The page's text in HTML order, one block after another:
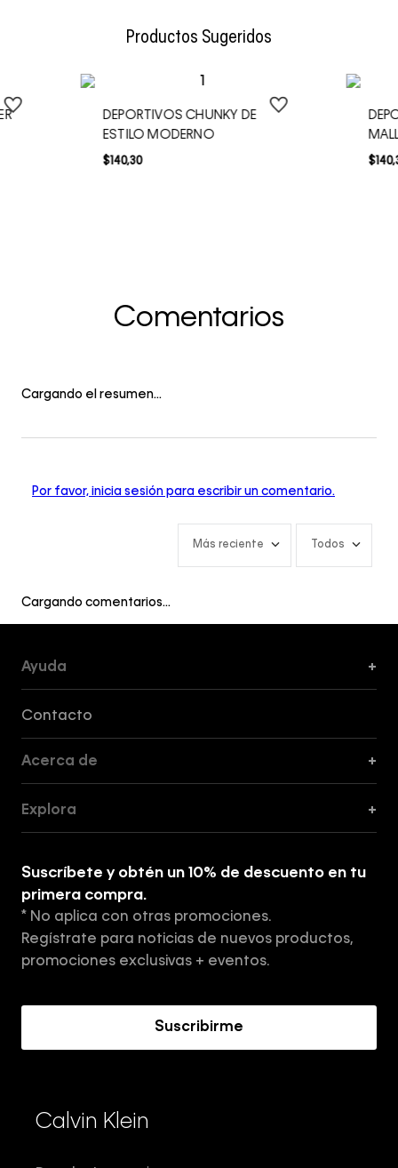
Productos Sugeridos
DEPORTIVOS CHUNKY DE
ESTILO MODERNO
$140,30 $140,
Comentarios
Cargando el resumen…
Por favor, inicia sesión para escribir un comentario.
Más reciente Todos
Cargando comentarios…
Ayuda +
Contacto
Acerca de +
Tiendas
Aviso de privacidad
Términos y Condiciones
Explora +
Suscríbete y obtén un 10% de descuento en tu
primera compra.
* No aplica con otras promociones.
Regístrate para noticias de nuevos productos,
promociones exclusivas + eventos.
Suscribirme
Calvin Klein